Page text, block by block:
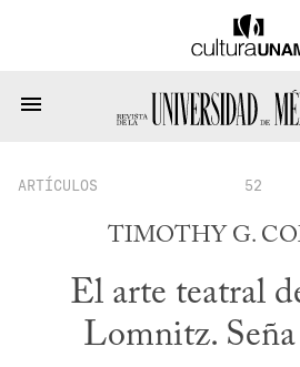
ARTÍCULOS 52
TIMOTHY G.
El arte teatral
Lomnitz. Seña